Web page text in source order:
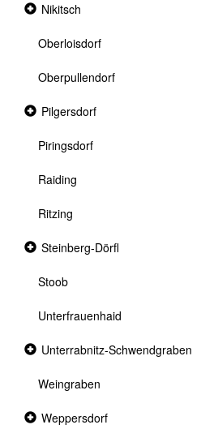
Collapsed
Nikitsch
Oberloisdorf
Oberpullendorf
Collapsed
section
Pilgersdorf
Piringsdorf
Raiding
Ritzing
Collapsed
Steinberg-Dörfl
Stoob
Unterfrauenhaid
Collapsed
Unterrabnitz-Schwendgraben
Weingraben
Collapsed
section
Weppersdorf